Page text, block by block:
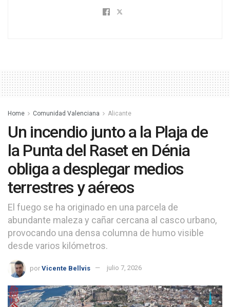
Home Comunidad Valenciana Alicante
Un incendio junto a la Plaja de
la Punta del Raset en Dénia
obliga a desplegar medios
terrestres y aéreos
El fuego se ha originado en una parcela de
abundante maleza y cañar cercana al casco urbano,
provocando una densa columna de humo visible
desde varios kilómetros.
por Vicente Bellvis julio 7, 2026